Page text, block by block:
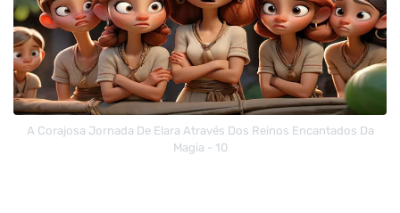
A Corajosa Jornada De Elara Através Dos Reinos Encantados Da
Magia - 10